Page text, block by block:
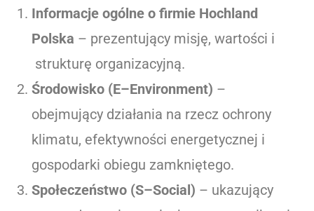
Informacje ogólne o firmie Hochland
Polska – prezentujący misję, wartości i
strukturę organizacyjną.
Środowisko (E–Environment) –
obejmujący działania na rzecz ochrony
klimatu, efektywności energetycznej i
gospodarki obiegu zamkniętego.
Społeczeństwo (S–Social) – ukazujący